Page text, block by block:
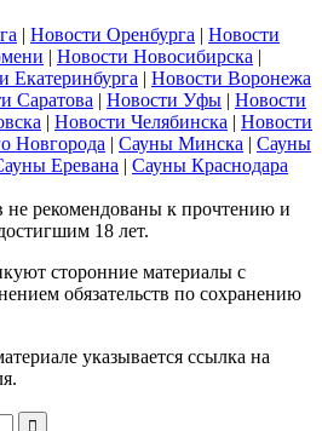
| Новости Оренбурга | Новости
| Новости Новосибирска |
Екатеринбурга | Новости Воронежа
Саратова | Новости Уфы | Новости
| Новости Челябинска | Новости
Новгорода | Сауны Минска | Сауны
Еревана | Сауны Краснодара
не рекомендованы к прочтению и
18 лет.
сторонние материалы с
обязательств по сохранению
указывается ссылка на